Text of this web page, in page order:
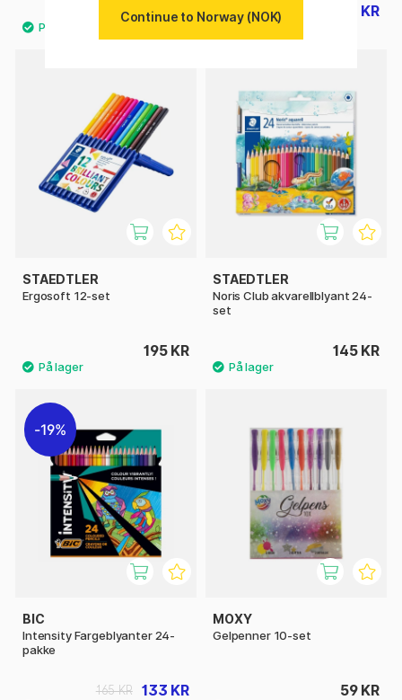
473 KR
590 KR 184 KR
STAEDTLER
Ergosoft 12-set
195 KR
STAEDTLER
Noris Club akvarellblyant 24-
set
145 KR
19%
BIC
Intensity Fargeblyanter 24-
pakke
133 KR
165 KR
MOXY
Gelpenner 10-set
59 KR
Continue to Norway (NOK)